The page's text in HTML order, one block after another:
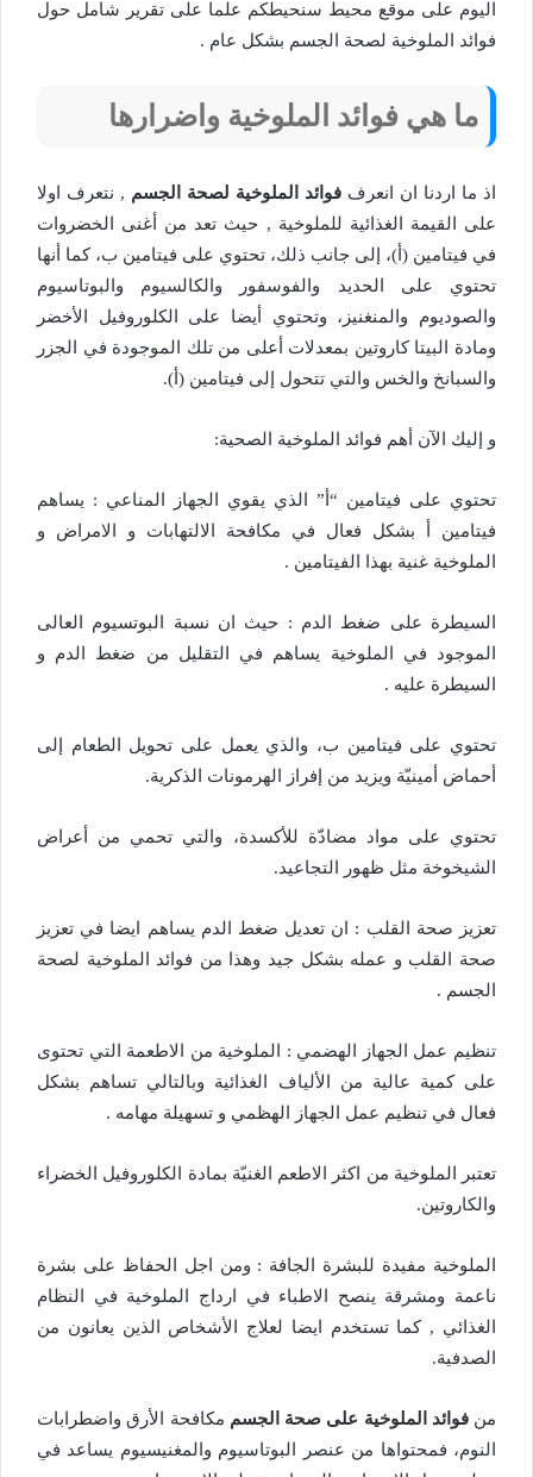
اليوم على موقع محيط سنحيطكم علما على تقرير شامل حول
فوائد الملوخية لصحة الجسم بشكل عام .
ما هي فوائد الملوخية واضرارها
اذ ما اردنا ان انعرف فوائد الملوخية لصحة الجسم , نتعرف اولا
على القيمة الغذائية للملوخية , حيث تعد من أغنى الخضروات
في فيتامين (أ)، إلى جانب ذلك، تحتوي على فيتامين ب، كما أنها
تحتوي على الحديد والفوسفور والكالسيوم والبوتاسيوم
والصوديوم والمنغنيز، وتحتوي أيضا على الكلوروفيل الأخضر
ومادة البيتا كاروتين بمعدلات أعلى من تلك الموجودة في الجزر
والسبانخ والخس والتي تتحول إلى فيتامين (أ).
و إليك الآن أهم فوائد الملوخية الصحية:
تحتوي على فيتامين “أ” الذي يقوي الجهاز المناعي : يساهم
فيتامين أ بشكل فعال في مكافحة الالتهابات و الامراض و
الملوخية غنية بهذا الفيتامين .
السيطرة على ضغط الدم : حيث ان نسبة البوتسيوم العالى
الموجود في الملوخية يساهم في التقليل من ضغط الدم و
السيطرة عليه .
تحتوي على فيتامين ب، والذي يعمل على تحويل الطعام إلى
أحماض أمينيّة ويزيد من إفراز الهرمونات الذكرية.
تحتوي على مواد مضادّة للأكسدة، والتي تحمي من أعراض
الشيخوخة مثل ظهور التجاعيد.
تعزيز صحة القلب : ان تعديل ضغط الدم يساهم ايضا في تعزيز
صحة القلب و عمله بشكل جيد وهذا من فوائد الملوخية لصحة
الجسم .
تنظيم عمل الجهاز الهضمي : الملوخية من الاطعمة التي تحتوى
على كمية عالية من الألياف الغذائية وبالتالي تساهم بشكل
فعال في تنظيم عمل الجهاز الهظمي و تسهيلة مهامه .
تعتبر الملوخية من اكثر الاطعم الغنيّة بمادة الكلوروفيل الخضراء
والكاروتين.
الملوخية مفيدة للبشرة الجافة : ومن اجل الحفاظ على بشرة
ناعمة ومشرقة ينصح الاطباء في ارداج الملوخية في النظام
الغذائي , كما تستخدم ايضا لعلاج الأشخاص الذين يعانون من
الصدفية.
منفوائد الملوخية على صحة الجسم مكافحة الأرق واضطرابات
النوم، فمحتواها من عنصر البوتاسيوم والمغنيسيوم يساعد في